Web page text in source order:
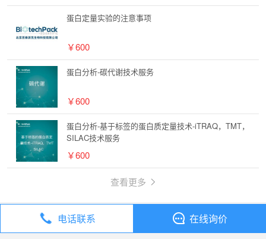
蛋白定量实验的注意事项
￥600
蛋白分析-碳代谢技术服务
￥600
蛋白分析-基于标签的蛋白质定量技术-iTRAQ，TMT，
SILAC技术服务
￥600
查看更多
全部分类 技术服务 噬菌体免疫沉淀测序技术（PhIP-Seq）服务
电话联系 在线询价